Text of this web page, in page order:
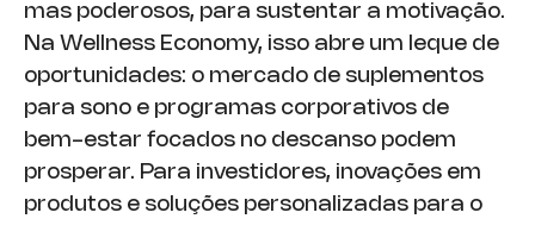
mas poderosos, para sustentar a motivação.
Na Wellness Economy, isso abre um leque de
oportunidades: o mercado de suplementos
para sono e programas corporativos de
bem-estar focados no descanso podem
prosperar. Para investidores, inovações em
produtos e soluções personalizadas para o